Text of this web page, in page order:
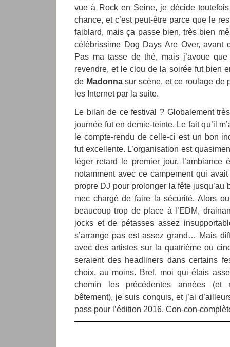
vue à Rock en Seine, je décide
chance, et c’est peut-être parce que le
faiblard, mais ça passe bien, très bien
célèbrissime Dog Days Are Over,
Pas ma tasse de thé, mais j’avoue
revendre, et le clou de la soirée fut bien
de Madonnasur scène, et ce roulage de
les Internet par la suite.
Le bilan de ce festival ? Globalement
journée fut en demie-teinte. Le fait qu’il
le compte-rendu de celle-ci est un bon
fut excellente. L’organisation est
léger retard le premier jour, l’ambiance
notamment avec ce campement qui
propre DJ pour prolonger la fête jusqu’au
mec chargé de faire la sécurité. Alors
beaucoup trop de place à l’EDM,
jocks et de pétasses assez
s’arrange pas est assez grand… Mais
avec des artistes sur la quatrième ou
seraient des headliners dans certains
choix, au moins. Bref, moi qui étais
chemin les précédentes années (et
bêtement), je suis conquis, et j’ai
pass pour l’édition 2016. Con-con-